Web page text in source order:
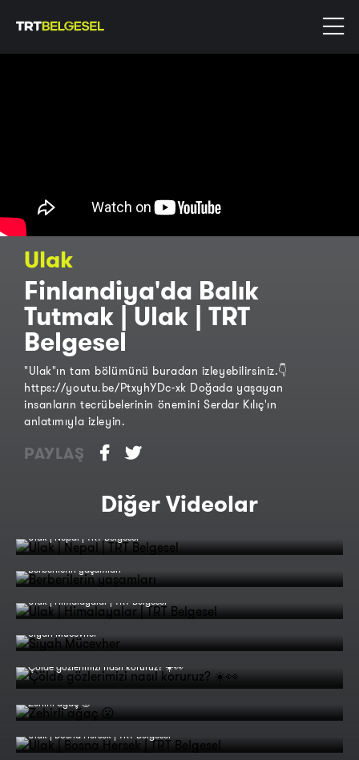
Ulak
Finlandiya'da Balık
Tutmak | Ulak | TRT
Belgesel
"Ulak"ın tam bölümünü buradan izleyebilirsiniz.👇
https://youtu.be/PtxyhYDc-xk Doğada yaşayan
insanların tecrübelerinin önemini Serdar Kılıç'ın
anlatımıyla izleyin.
PAYLAŞ
Diğer Videolar
Ulak | Nepal | TRT Belgesel
Berberilerin yaşamları
Ulak | Himalayalar | TRT Belgesel
Siyah Mücevher
Çölde gözlerimizi nasıl koruruz? ☀️👀
Zehirli ağaç 😮
Ulak | Bosna Hersek | TRT Belgesel